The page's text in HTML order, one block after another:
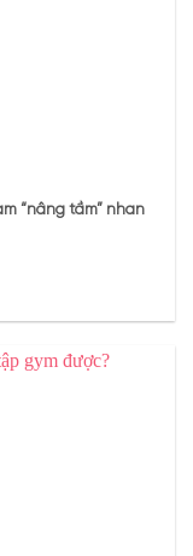
“nâng tầm” nhan